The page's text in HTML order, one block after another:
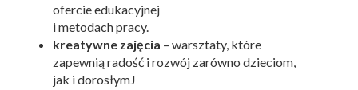
ofercie edukacyjnej
i metodach pracy.
kreatywne zajęcia – warsztaty, które
zapewnią radość i rozwój zarówno dzieciom,
jak i dorosłymJ